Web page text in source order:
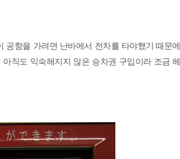
공항을 가려면 난바에서 전차를 타야했기 때문에
직도 익숙해지지 않은 승차권 구입이라 조금 헤